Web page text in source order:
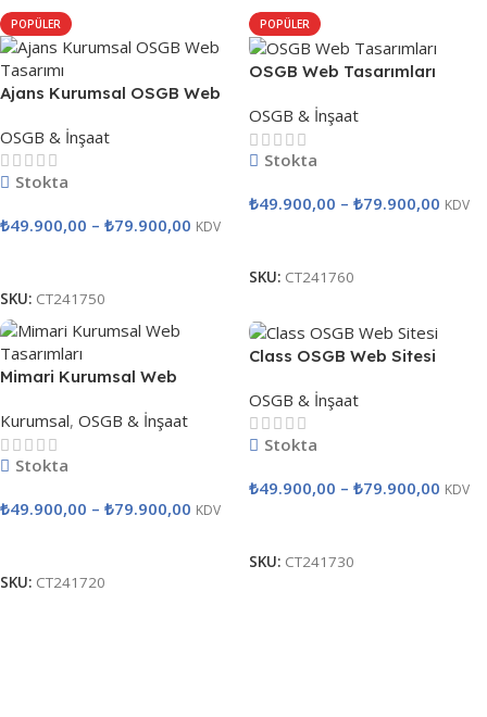
POPÜLER
Ajans Kurumsal OSGB Web
OSGB & İnşaat
Stokta
₺49.900,00 – ₺79.900,00 KDV
SKU: CT241750
POPÜLER
OSGB Web Tasarımları
OSGB & İnşaat
Stokta
₺49.900,00 – ₺79.900,00 KDV
SKU: CT241760
Mimari Kurumsal Web
Kurumsal, OSGB & İnşaat
Stokta
₺49.900,00 – ₺79.900,00 KDV
SKU: CT241720
Class OSGB Web Sitesi
OSGB & İnşaat
Stokta
₺49.900,00 – ₺79.900,00 KDV
SKU: CT241730